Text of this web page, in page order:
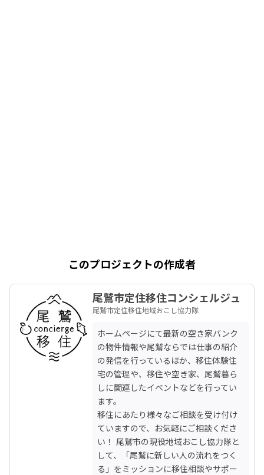
このプロジェクトの作成者
尾鷲市定住移住コンシェルジュ
尾鷲市定住移住地域おこし協力隊
ホームページにて最新の空き家バンク
の物件情報や尾鷲ならでは仕事の紹介
の発信を行っているほか、移住体験住
宅の管理や、移住や空き家、尾鷲暮ら
しに関連したイベントなどを行ってい
ます。
移住にあたり様々なご相談を受け付け
ていますので、お気軽にご相談くださ
い！ 尾鷲市の現役地域おこし協力隊と
して、「尾鷲に新しい人の流れをつく
る」をミッションに移住相談やサポー